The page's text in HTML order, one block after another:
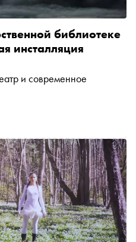
библиотеке
инсталляция
и современное